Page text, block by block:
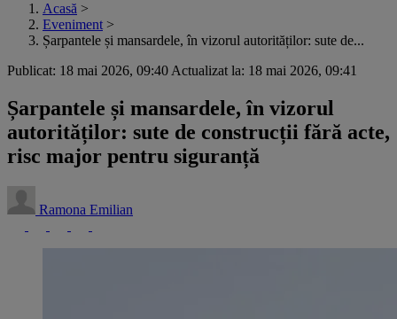
Acasă >
Eveniment >
Șarpantele și mansardele, în vizorul autorităților: sute de...
Publicat: 18 mai 2026, 09:40 Actualizat la: 18 mai 2026, 09:41
Șarpantele și mansardele, în vizorul
autorităților: sute de construcții fără acte,
risc major pentru siguranță
Ramona Emilian